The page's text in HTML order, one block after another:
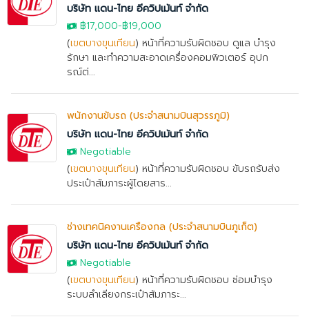
บริษัท แดน-ไทย อีควิปเม้นท์ จำกัด
฿17,000-฿19,000
(เขตบางขุนเทียน) หน้าที่ความรับผิดชอบ ดูแล บำรุง
รักษา และทำความสะอาดเครื่องคอมพิวเตอร์ อุปก
รณ์ต่...
พนักงานขับรถ (ประจำสนามบินสุวรรภูมิ)
บริษัท แดน-ไทย อีควิปเม้นท์ จำกัด
Negotiable
(เขตบางขุนเทียน) หน้าที่ความรับผิดชอบ ขับรถรับส่ง
ประเป๋าสัมภาระผู้โดยสาร...
ช่างเทคนิคงานเครื่องกล (ประจำสนามบินภูเก็ต)
บริษัท แดน-ไทย อีควิปเม้นท์ จำกัด
Negotiable
(เขตบางขุนเทียน) หน้าที่ความรับผิดชอบ ซ่อมบำรุง
ระบบลำเลียงกระเป๋าสัมภาระ...